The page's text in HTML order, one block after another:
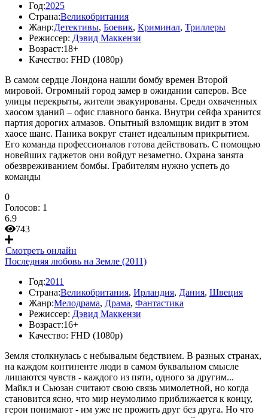
Год:2025
Страна:Великобритания
Жанр:Детективы, Боевик, Криминал, Триллеры
Режиссер: Дэвид Маккензи
Возраст:18+
Качество: FHD (1080p)
В самом сердце Лондона нашли бомбу времен Второй
мировой. Огромный город замер в ожидании саперов. Все
улицы перекрыты, жители эвакуированы. Среди охваченных
хаосом зданий – офис главного банка. Внутри сейфа хранится
партия дорогих алмазов. Опытный взломщик видит в этом
хаосе шанс. Паника вокруг станет идеальным прикрытием.
Его команда профессионалов готова действовать. С помощью
новейших гаджетов они войдут незаметно. Охрана занята
обезвреживанием бомбы. Грабителям нужно успеть до
команды
0
Голосов: 1
6.9
743
Смотреть онлайн
Последняя любовь на Земле (2011)
Год:2011
Страна:Великобритания, Ирландия, Дания, Швеция
Жанр:Мелодрама, Драма, Фантастика
Режиссер: Дэвид Маккензи
Возраст:16+
Качество: FHD (1080p)
Земля столкнулась с небывалым бедствием. В разных странах,
на каждом континенте люди в самом буквальном смысле
лишаются чувств - каждого из пяти, одного за другим...
Майкл и Сьюзан считают свою связь мимолетной, но когда
становится ясно, что мир неумолимо приближается к концу,
герои понимают - им уже не прожить друг без друга. Но что